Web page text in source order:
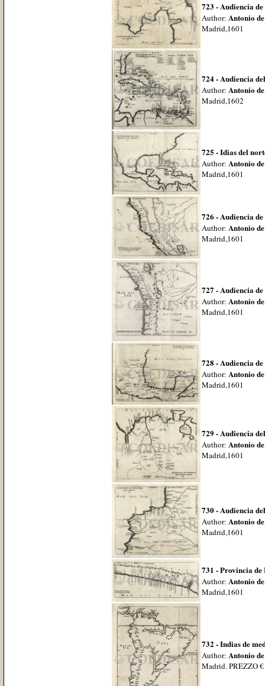
723 - Audiencia
Author: Antonio
Madrid,1601
724 - Audiencia
Author: Antonio
Madrid,1602
725 - Idias del
Author: Antonio
Madrid,1601
726 - Audiencia
Author: Antonio
Madrid,1601
727 - Audiencia
Author: Antonio
Madrid,1601
728 - Audiencia
Author: Antonio
Madrid,1601
729 - Audiencia
Author: Antonio
Madrid,1601
730 - Audiencia
Author: Antonio
Madrid,1601
731 - Provincia
Author: Antonio
Madrid,1601
732 - Indias de
Author: Antonio
Madrid. PREZZO